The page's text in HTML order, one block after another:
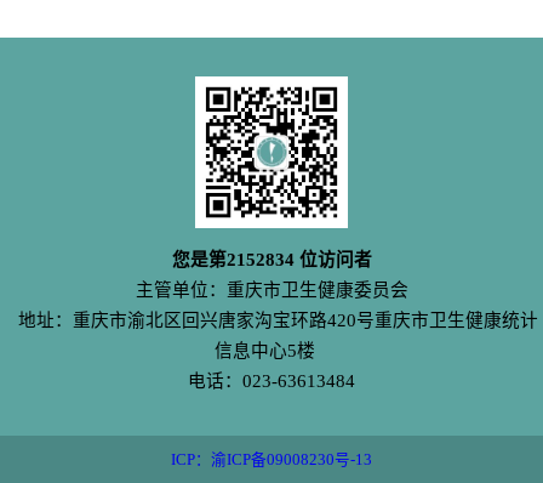
您是第2152834位访问者
主管单位：重庆市卫生健康委员会
地址：重庆市渝北区回兴唐家沟宝环路420号重庆市卫生健康统计
信息中心5楼
电话：023-63613484
ICP：渝ICP备09008230号-13